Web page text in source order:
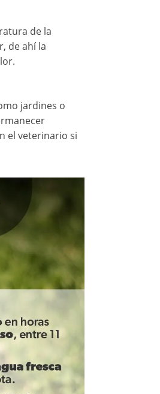
de la
de ahí la
jardines o
el veterinario si